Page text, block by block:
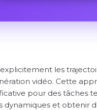
les
vidéo. Cette
pour des tâches
dynamiques et obtenir